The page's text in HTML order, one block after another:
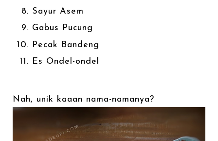
Sayur Asem
Gabus Pucung
Pecak Bandeng
Es Ondel-ondel
Nah, unik kaaan nama-namanya?